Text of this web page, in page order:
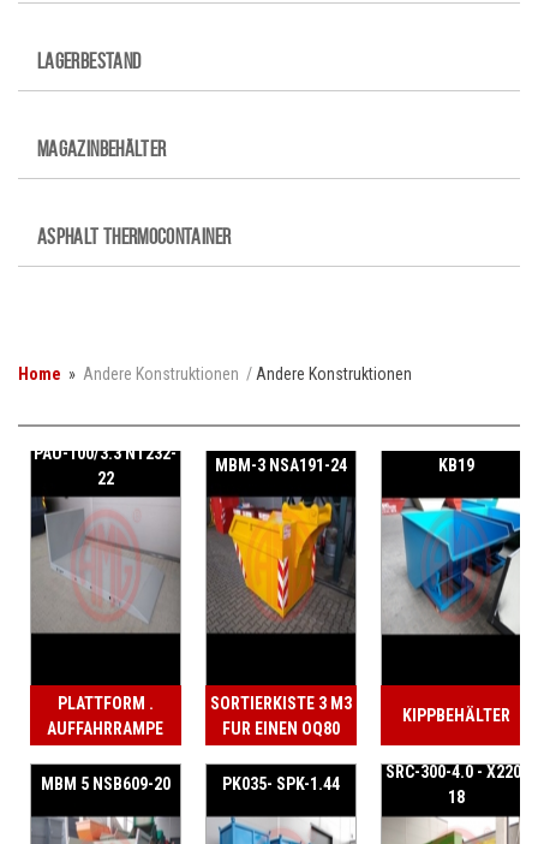
LAGERBESTAND
MAGAZINBEHÄLTER
ASPHALT THERMOCONTAINER
Home » Andere Konstruktionen / Andere Konstruktionen
PAU-100/3.3 NT232-
22
PLATTFORM .
AUFFAHRRAMPE
MBM-3 NSA191-24
SORTIERKISTE 3 M3
FUR EINEN OQ80
KB19
KIPPBEHÄLTER
MBM 5 NSB609-20 PK035- SPK-1.44
SRC-300-4.0 - X220-
18